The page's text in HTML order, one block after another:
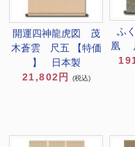
開運四神龍虎図 茂
木蒼雲 尺五 【特価
】 日本製
21,802円
(税込)
ふ
凰